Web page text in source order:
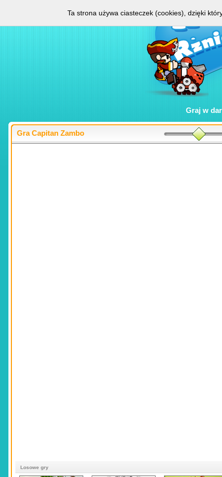
Graj w
Gra Capitan Zambo
Losowe gry
Ta strona używa ciasteczek (cookies), dzięki